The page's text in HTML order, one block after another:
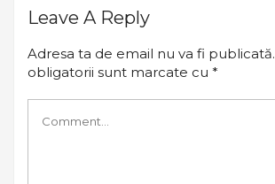
Leave A Reply
Adresa ta de email nu va fi publicată.
obligatorii sunt marcate cu *